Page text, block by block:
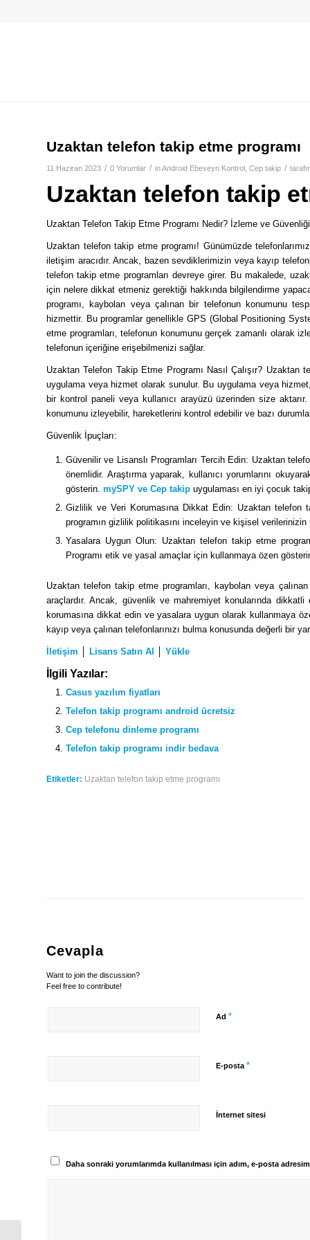
Uzaktan telefon takip etme programı
11 Haziran 2023 / 0 Yorumlar / inAndroid Ebeveyn Kontrol Cep takip /
Uzaktan telefon takip
Uzaktan Telefon Takip Etme Programı Nedir? İzleme ve
Uzaktan telefon takip etme programı! Günümüzde
iletişim aracıdır. Ancak, bazen sevdiklerimizin veya kayıp
telefon takip etme programları devreye girer. Bu makalede,
için nelere dikkat etmeniz gerektiği hakkında bilgilendirme
programı, kaybolan veya çalınan bir telefonun konumunu
hizmettir. Bu programlar genellikle GPS (Global Positioning
etme programları, telefonun konumunu gerçek zamanlı olarak
telefonun içeriğine erişebilmenizi sağlar.
Uzaktan Telefon Takip Etme Programı Nasıl Çalışır?
uygulama veya hizmet olarak sunulur. Bu uygulama veya
bir kontrol paneli veya kullanıcı arayüzü üzerinden size
konumunu izleyebilir, hareketlerini kontrol edebilir ve bazı
Güvenlik İpuçları:
Güvenilir ve Lisanslı Programları Tercih Edin: Uzaktan
önemlidir. Araştırma yaparak, kullanıcı yorumlarını
gösterin. mySPY ve Cep takip uygulaması en iyi çocuk
Gizlilik ve Veri Korumasına Dikkat Edin: Uzaktan telefon
programın gizlilik politikasını inceleyin ve kişisel verilerinizin
Yasalara Uygun Olun: Uzaktan telefon takip etme
Programı etik ve yasal amaçlar için kullanmaya özen
Uzaktan telefon takip etme programları, kaybolan veya
araçlardır. Ancak, güvenlik ve mahremiyet konularında
korumasına dikkat edin ve yasalara uygun olarak kullanmaya
kayıp veya çalınan telefonlarınızı bulma konusunda değerli bir
İletişim Lisans Satın Al Yükle
İlgili Yazılar:
Casus yazılım fiyatları
Telefon takip programı android ücretsiz
Cep telefonu dinleme programı
Telefon takip programı indir bedava
Etiketler: Uzaktan telefon takip etme programı
Cevapla
Want to join the discussion?
Feel free to contribute!
Ad *
E-posta *
İnternet sitesi
Daha sonraki yorumlarımda kullanılması için adım, e-posta